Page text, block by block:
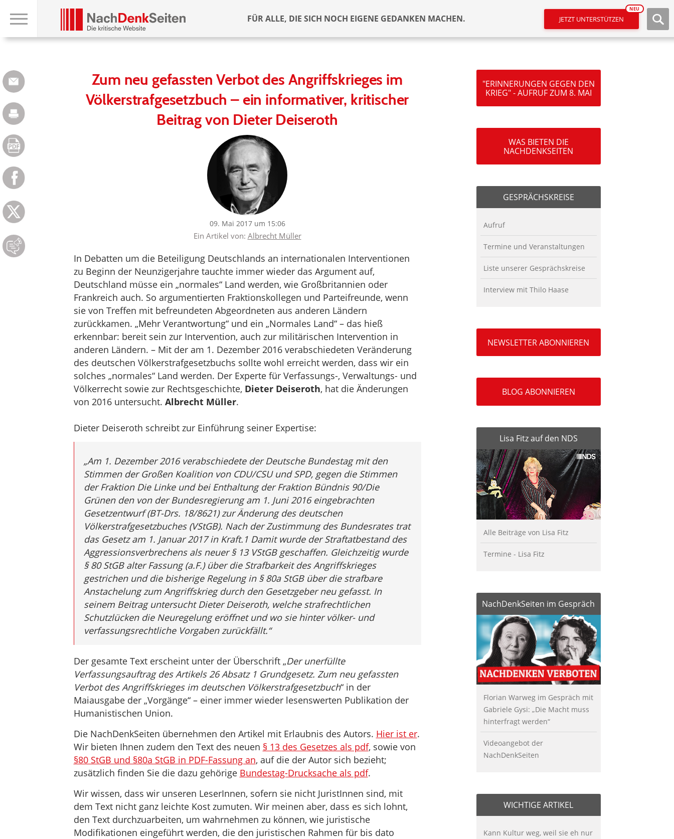
FÜR ALLE, DIE SICH NOCH EIGENE GEDANKEN MACHEN. JETZT UNTERSTÜTZEN
NEU
Zum neu gefassten Verbot des Angriffskrieges im
Völkerstrafgesetzbuch – ein informativer, kritischer
Beitrag von Dieter Deiseroth
09. Mai 2017 um 15:06
Ein Artikel von: Albrecht Müller
In Debatten um die Beteiligung Deutschlands an internationalen Interventionen
zu Beginn der Neunzigerjahre tauchte immer wieder das Argument auf,
Deutschland müsse ein „normales“ Land werden, wie Großbritannien oder
Frankreich auch. So argumentierten Fraktionskollegen und Parteifreunde, wenn
sie von Treffen mit befreundeten Abgeordneten aus anderen Ländern
zurückkamen. „Mehr Verantwortung“ und ein „Normales Land“ – das hieß
erkennbar: bereit sein zur Intervention, auch zur militärischen Intervention in
anderen Ländern. – Mit der am 1. Dezember 2016 verabschiedeten Veränderung
des deutschen Völkerstrafgesetzbuchs sollte wohl erreicht werden, dass wir ein
solches „normales“ Land werden. Der Experte für Verfassungs-, Verwaltungs- und
Völkerrecht sowie zur Rechtsgeschichte, Dieter Deiseroth, hat die Änderungen
von 2016 untersucht. Albrecht Müller.
Dieter Deiseroth schreibt zur Einführung seiner Expertise:
„Am 1. Dezember 2016 verabschiedete der Deutsche Bundestag mit den
Stimmen der Großen Koalition von CDU/CSU und SPD, gegen die Stimmen
der Fraktion Die Linke und bei Enthaltung der Fraktion Bündnis 90/Die
Grünen den von der Bundesregierung am 1. Juni 2016 eingebrachten
Gesetzentwurf (BT-Drs. 18/8621) zur Änderung des deutschen
Völkerstrafgesetzbuches (VStGB). Nach der Zustimmung des Bundesrates trat
das Gesetz am 1. Januar 2017 in Kraft.1 Damit wurde der Straftatbestand des
Aggressionsverbrechens als neuer § 13 VStGB geschaffen. Gleichzeitig wurde
§ 80 StGB alter Fassung (a.F.) über die Strafbarkeit des Angriffskrieges
gestrichen und die bisherige Regelung in § 80a StGB über die strafbare
Anstachelung zum Angriffskrieg durch den Gesetzgeber neu gefasst. In
seinem Beitrag untersucht Dieter Deiseroth, welche strafrechtlichen
Schutzlücken die Neuregelung eröffnet und wo sie hinter völker- und
verfassungsrechtliche Vorgaben zurückfällt.“
Der gesamte Text erscheint unter der Überschrift „Der unerfüllte
Verfassungsauftrag des Artikels 26 Absatz 1 Grundgesetz. Zum neu gefassten
Verbot des Angriffskrieges im deutschen Völkerstrafgesetzbuch“ in der
Maiausgabe der „Vorgänge“ – einer immer wieder lesenswerten Publikation der
Humanistischen Union.
Die NachDenkSeiten übernehmen den Artikel mit Erlaubnis des Autors. Hier ist er.
Wir bieten Ihnen zudem den Text des neuen § 13 des Gesetzes als pdf, sowie von
§80 StGB und §80a StGB in PDF-Fassung an, auf die der Autor sich bezieht;
zusätzlich finden Sie die dazu gehörige Bundestag-Drucksache als pdf.
Wir wissen, dass wir unseren LeserInnen, sofern sie nicht JuristInnen sind, mit
dem Text nicht ganz leichte Kost zumuten. Wir meinen aber, dass es sich lohnt,
den Text durchzuarbeiten, um wahrnehmen zu können, wie juristische
Modifikationen eingeführt werden, die den juristischen Rahmen für bis dato
"ERINNERUNGEN GEGEN DEN
KRIEG" - AUFRUF ZUM 8. MAI
WAS BIETEN DIE
NACHDENKSEITEN
GESPRÄCHSKREISE
Aufruf
Termine und Veranstaltungen
Liste unserer Gesprächskreise
Interview mit Thilo Haase
NEWSLETTER ABONNIEREN
BLOG ABONNIEREN
Lisa Fitz auf den NDS
Alle Beiträge von Lisa Fitz
Termine - Lisa Fitz
NachDenkSeiten im Gespräch
Florian Warweg im Gespräch mit
Gabriele Gysi: „Die Macht muss
hinterfragt werden“
Videoangebot der
NachDenkSeiten
WICHTIGE ARTIKEL
Kann Kultur weg, weil sie eh nur